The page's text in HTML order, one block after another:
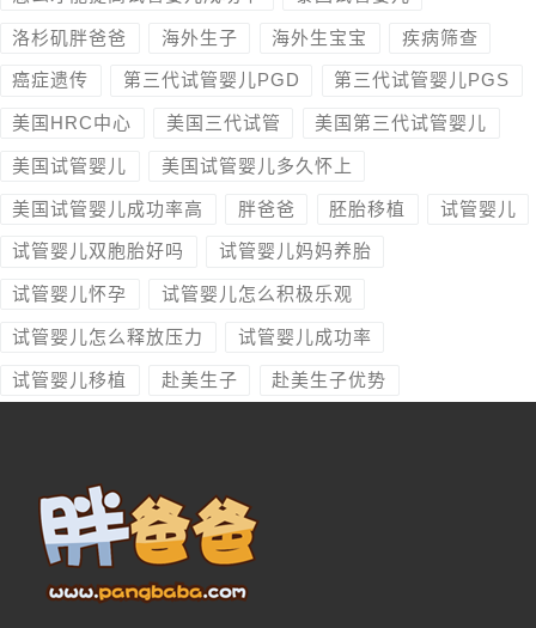
洛杉矶胖爸爸 海外生子 海外生宝宝 疾病筛查
癌症遗传 第三代试管婴儿PGD 第三代试管婴儿PGS
美国HRC中心 美国三代试管 美国第三代试管婴儿
美国试管婴儿 美国试管婴儿多久怀上
美国试管婴儿成功率高 胖爸爸 胚胎移植 试管婴儿
试管婴儿双胞胎好吗 试管婴儿妈妈养胎
试管婴儿怀孕 试管婴儿怎么积极乐观
试管婴儿怎么释放压力 试管婴儿成功率
试管婴儿移植 赴美生子 赴美生子优势